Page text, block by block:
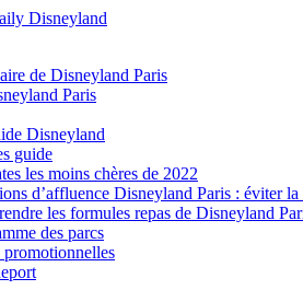
de Disneyland Paris
Paris
Disneyland
guide
les moins chères de 2022
d’affluence Disneyland Paris : éviter
les formules repas de Disneyland
des parcs